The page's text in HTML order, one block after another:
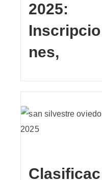
2025:
Inscripcio
nes,
Clasificac